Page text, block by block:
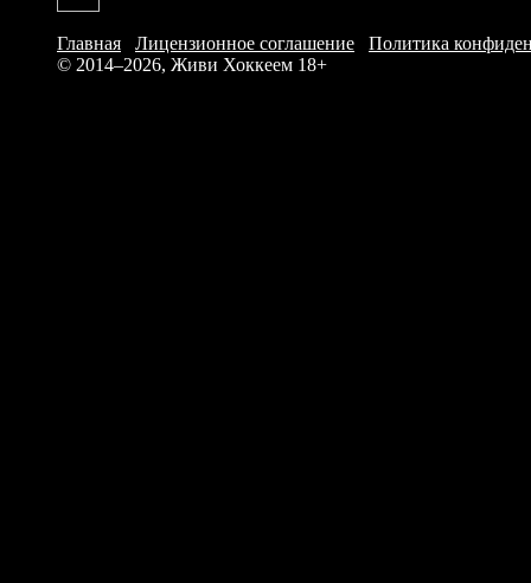
Главная Лицензионное соглашение
Политика
© 2014–2026, Живи Хоккеем 18+